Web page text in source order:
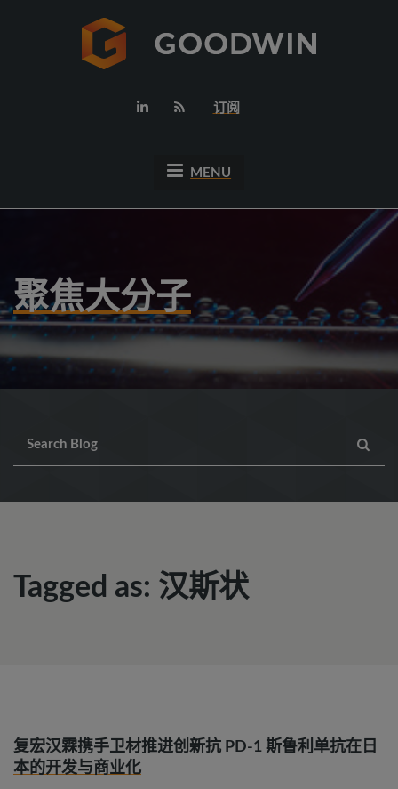
订阅
MENU
聚焦大分子
Tagged as: 汉斯状
复宏汉霖携手卫材推进创新抗 PD-1 斯鲁利单抗在日
本的开发与商业化